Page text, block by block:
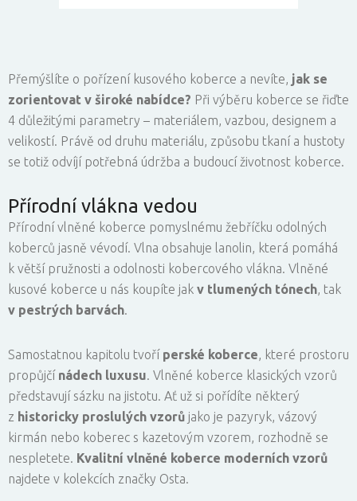
Přemýšlíte o pořízení kusového koberce a nevíte, jak se
zorientovat v široké nabídce? Při výběru koberce se řiďte
4 důležitými parametry – materiálem, vazbou, designem a
velikostí. Právě od druhu materiálu, způsobu tkaní a hustoty
se totiž odvíjí potřebná údržba a budoucí životnost koberce.
Přírodní vlákna vedou
Přírodní vlněné koberce pomyslnému žebříčku odolných
koberců jasně vévodí. Vlna obsahuje lanolin, která pomáhá
k větší pružnosti a odolnosti kobercového vlákna. Vlněné
kusové koberce u nás koupíte jak v tlumených tónech, tak
v pestrých barvách.
Samostatnou kapitolu tvoří perské koberce, které prostoru
propůjčí nádech luxusu. Vlněné koberce klasických vzorů
představují sázku na jistotu. Ať už si pořídíte některý
z historicky proslulých vzorů jako je pazyryk, vázový
kirmán nebo koberec s kazetovým vzorem, rozhodně se
nespletete. Kvalitní vlněné koberce moderních vzorů
najdete v kolekcích značky Osta.